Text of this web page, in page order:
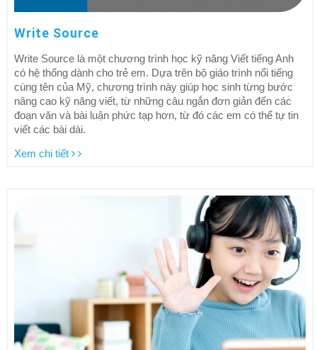
Write Source
Write Source là một chương trình học kỹ năng Viết tiếng Anh
có hệ thống dành cho trẻ em. Dựa trên bộ giáo trình nổi tiếng
cùng tên của Mỹ, chương trình này giúp học sinh từng bước
nâng cao kỹ năng viết, từ những câu ngắn đơn giản đến các
đoạn văn và bài luận phức tạp hơn, từ đó các em có thể tự tin
viết các bài dài.
Xem chi tiết